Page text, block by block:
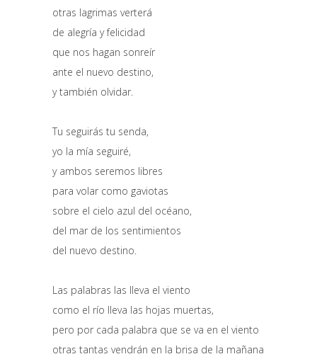
otras lagrimas verterá
de alegría y felicidad
que nos hagan sonreír
ante el nuevo destino,
y también olvidar.
Tu seguirás tu senda,
yo la mía seguiré,
y ambos seremos libres
para volar como gaviotas
sobre el cielo azul del océano,
del mar de los sentimientos
del nuevo destino.
Las palabras las lleva el viento
como el río lleva las hojas muertas,
pero por cada palabra que se va en el viento
otras tantas vendrán en la brisa de la mañana